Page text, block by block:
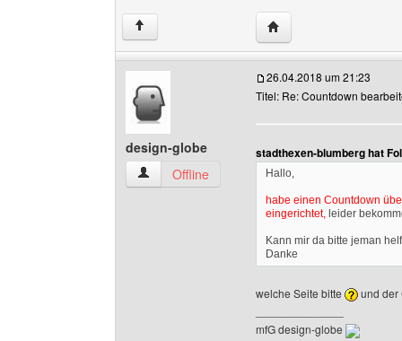
↑ Website dieses
design-globe
design-globe Benutzer-Profile anzeigen
Offline
26.04.2018 um 21:23
Titel: Re: Countdown
stadthexen-blumberg hat
Hallo,
habe einen Countdown
eingerichtet, leider
Kann mir da bitte jeman
Danke
welche Seite bitte
und der
mfG design-globe